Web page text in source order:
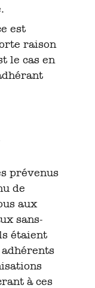
est
raison
le cas en
prévenus
de
aux
sans-
étaient
à ces